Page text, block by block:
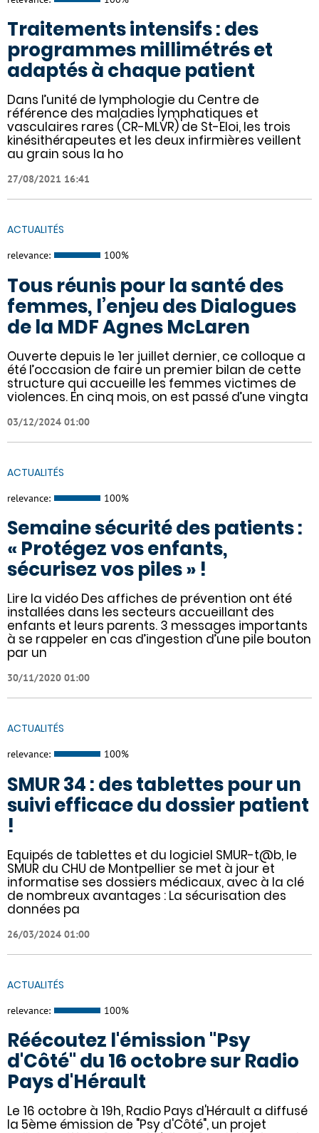
Traitements intensifs : des
programmes millimétrés et
adaptés à chaque patient
Dans l’unité de lymphologie du Centre de
référence des maladies lymphatiques et
vasculaires rares (CR-MLVR) de St-Eloi, les trois
kinésithérapeutes et les deux infirmières veillent
au grain sous la ho
27/08/2021 16:41
ACTUALITÉS
relevance: 100%
Tous réunis pour la santé des
femmes, l’enjeu des Dialogues
de la MDF Agnes McLaren
Ouverte depuis le 1er juillet dernier, ce colloque a
été l’occasion de faire un premier bilan de cette
structure qui accueille les femmes victimes de
violences. En cinq mois, on est passé d’une vingta
03/12/2024 01:00
ACTUALITÉS
relevance: 100%
Semaine sécurité des patients :
« Protégez vos enfants,
sécurisez vos piles » !
Lire la vidéo Des affiches de prévention ont été
installées dans les secteurs accueillant des
enfants et leurs parents. 3 messages importants
à se rappeler en cas d’ingestion d’une pile bouton
par un
30/11/2020 01:00
ACTUALITÉS
relevance: 100%
SMUR 34 : des tablettes pour un
suivi efficace du dossier patient
!
​​Equipés de tablettes et du logiciel SMUR-t@b, le
SMUR du CHU de Montpellier se met à jour et
informatise ses dossiers médicaux, avec à la clé
de nombreux avantages : ​​La sécurisation des
données pa
26/03/2024 01:00
ACTUALITÉS
relevance: 100%
Réécoutez l'émission "Psy
d'Côté" du 16 octobre sur Radio
Pays d'Hérault
Le 16 octobre à 19h, Radio Pays d'Hérault a diffusé
la 5ème émission de "Psy d'Côté", un projet